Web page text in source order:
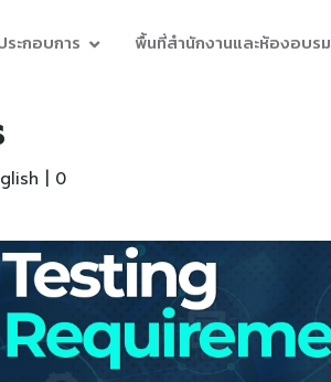
ะกอบการ พื้นที่สำนักงานและห้องอบรม
| 0